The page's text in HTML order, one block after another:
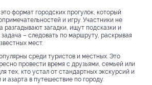
формат городских прогулок, который
и игру. Участники не
разгадывают загадки, ищут подсказки и
– следовать по маршруту, раскрывая
мест.
среди туристов и местных. Это
провести время с друзьями, семьей или
тех, кто устал от стандартных экскурсий и
азарта в путешествие по городу.